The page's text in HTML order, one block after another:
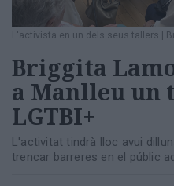
L'activista en un dels seus tallers
Briggita
a Manlleu un
LGTBI+
L'activitat tindrà lloc avui
trencar barreres en el públic